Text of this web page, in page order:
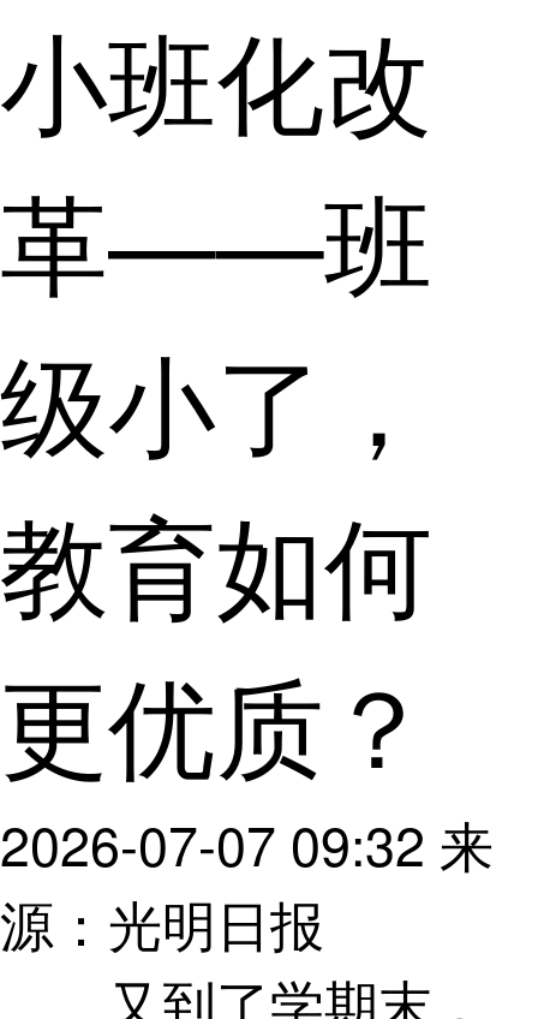
小班化改
革——班
级小了，
教育如何
更优质？
2026-07-07 09:32 来
源：光明日报
又到了学期末，